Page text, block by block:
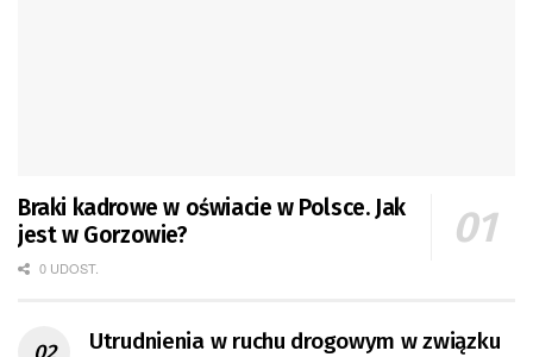
Braki kadrowe w oświacie w Polsce. Jak
jest w Gorzowie?
0 UDOST.
Utrudnienia w ruchu drogowym w związku